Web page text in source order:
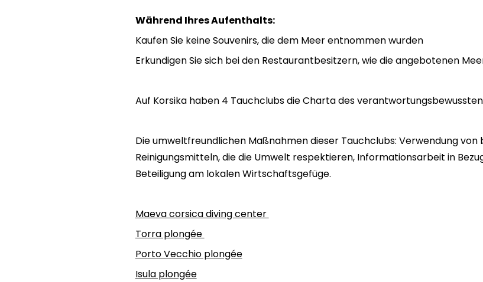
Während Ihres Aufenthalts:
Kaufen Sie keine Souvenirs, die dem Meer entnommen wurden
Erkundigen Sie sich bei den Restaurantbesitzern, wie die angebotenen
Auf Korsika haben 4 Tauchclubs die Charta des
Die umweltfreundlichen Maßnahmen dieser Tauchclubs: Verwendung
Reinigungsmitteln, die die Umwelt respektieren, Informationsarbeit in
Beteiligung am lokalen Wirtschaftsgefüge.
Maeva corsica diving center
Torra plongée
Porto Vecchio plongée
Isula plongée